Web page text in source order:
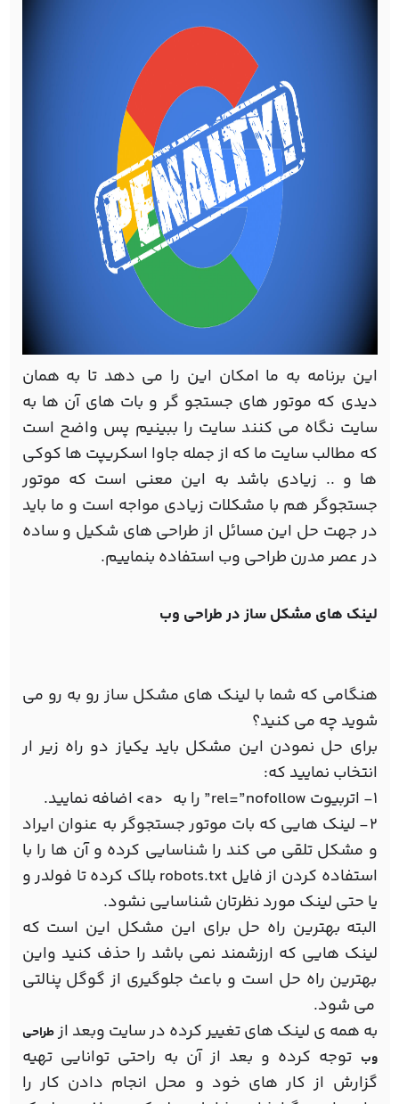
این برنامه به ما امکان این را می دهد تا به همان
دیدی که موتور های جستجو گر و بات های آن ها به
سایت نگاه می کنند سایت را ببینیم پس واضح است
که مطالب سایت ما که از جمله جاوا اسکریپت ها کوکی
ها و .. زیادی باشد به این معنی است که موتور
جستجوگر هم با مشکلات زیادی مواجه است و ما باید
در جهت حل این مسائل از طراحی های شکیل و ساده
در عصر مدرن طراحی وب استفاده بنماییم.
لینک های مشکل ساز در طراحی وب
هنگامی که شما با لینک های مشکل ساز رو به رو می
شوید چه می کنید؟
برای حل نمودن این مشکل باید یکیاز دو راه زیر ار
انتخاب نمایید که:
1- اتربیوت rel=”nofollow” را به <a> اضافه نمایید.
2- لینک هایی که بات موتور جستجوگر به عنوان ایراد
و مشکل تلقی می کند را شناسایی کرده و آن ها را با
استفاده کردن از فایل robots.txt بلاک کرده تا فولدر و
یا حتی لینک مورد نظرتان شناسایی نشود.
البته بهترین راه حل برای این مشکل این است که
لینک هایی که ارزشمند نمی باشد را حذف کنید واین
بهترین راه حل است و باعث جلوگیری از گوگل پنالتی
می شود.
به همه ی لینک های تغییر کرده در سایت وبعد ازطراحی
وب توجه کرده و بعد از آن به راحتی توانایی تهیه
گزارش از کار های خود و محل انجام دادن کار را